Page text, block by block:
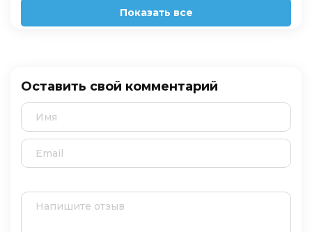
Показать все
Оставить свой комментарий